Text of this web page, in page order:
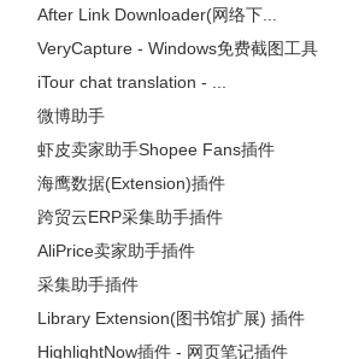
After Link Downloader(网络下...
VeryCapture - Windows免费截图工具
iTour chat translation - ...
微博助手
虾皮卖家助手Shopee Fans插件
海鹰数据(Extension)插件
跨贸云ERP采集助手插件
AliPrice卖家助手插件
采集助手插件
Library Extension(图书馆扩展) 插件
HighlightNow插件 - 网页笔记插件